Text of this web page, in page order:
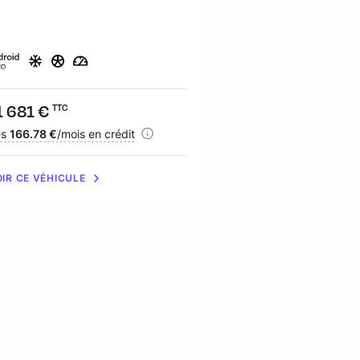
:
681 € TTC
:
166.78 €/mois en crédit
CE VÉHICULE